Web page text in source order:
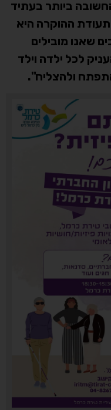
ביותר בעתיד
תעודת ההוקרה היא
שאנו מובילים
לכל ילדה וילד
ולהצליח".